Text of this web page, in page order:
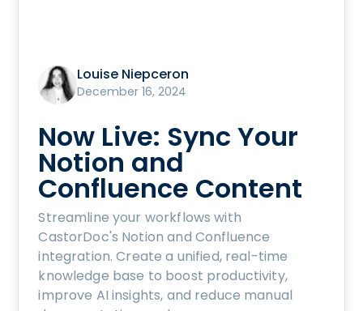
Louise Niepceron
December 16, 2024
Now Live: Sync Your
Notion and
Confluence Content
Streamline your workflows with
CastorDoc's Notion and Confluence
integration. Create a unified, real-time
knowledge base to boost productivity,
improve AI insights, and reduce manual